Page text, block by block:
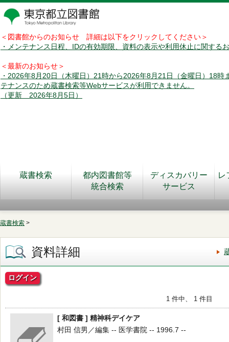
＜図書館からのお知らせ 詳細は以下をクリックしてください＞
・メンテナンス日程、IDの有効期限、資料の表示や利用休止に関する
＜最新のお知らせ＞
・2026年8月20日（木曜日）21時から2026年8月21日（金曜日）18時
テナンスのため蔵書検索等Webサービスが利用できません。
（更新 2026年8月5日）
蔵書検索
都内図書館等
統合検索
ディスカバリー
サービス
レ
蔵書検索 >
資料詳細
ログイン
1 件中、 1 件目
[ 和図書 ] 精神科デイケア
村田 信男／編集 -- 医学書院 -- 1996.7 --